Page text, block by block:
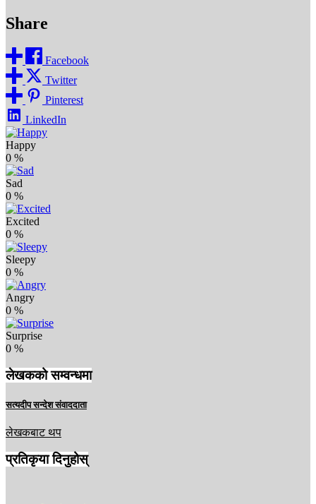
Share
Facebook
Twitter
Pinterest
LinkedIn
Happy
0 %
Sad
0 %
Excited
0 %
Sleepy
0 %
Angry
0 %
Surprise
0 %
लेखकको सम्वन्धमा
सत्यदीप सन्देश संवाददाता
लेखकबाट थप
प्रतिकृया दिनुहोस्